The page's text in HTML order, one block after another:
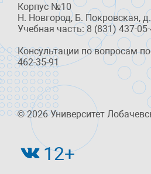
Корпус №10
Н. Новгород, Б. Покровская,
Учебная часть: 8 (831) 437-
Консультации по вопросам
462-35-91
© 2026 Университет
12+